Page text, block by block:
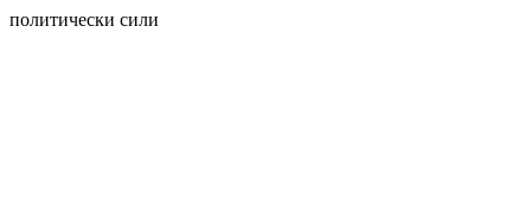
политически сили